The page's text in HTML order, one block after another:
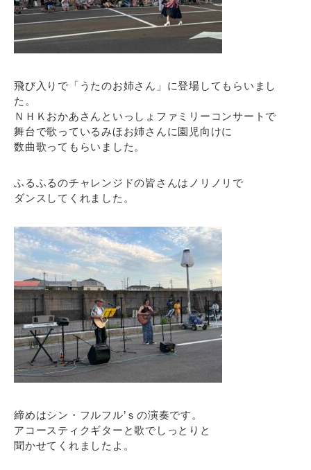
飛び入りで「うたのお姉さん」に登場してもらいまし
た。
ＮＨＫおかあさんといっしょファミリーコンサートで
舞台で歌っているみほお姉さんに園児向けに
数曲歌ってもらいました。
ふるふるのチャレンジドの皆さんはノリノリで
ダンスしてくれました。
締めはシン・フルフル’ｓの演奏です。
アコースティクギターと歌でしっとりと
聞かせてくれましたよ。